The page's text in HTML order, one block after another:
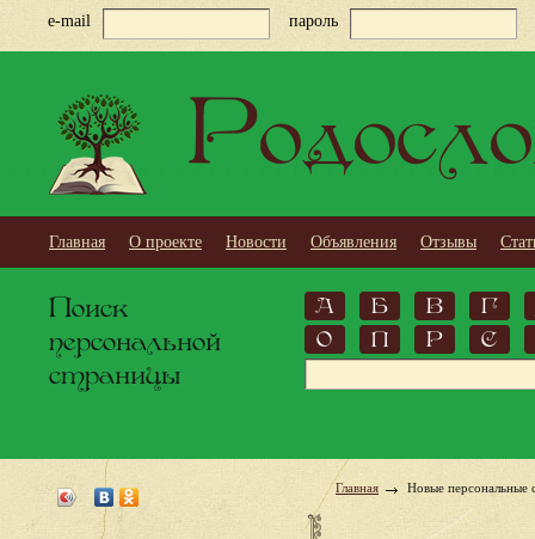
e-mail пароль
Главная О проекте Новости Объявления Отзывы
Поиск
персональной
страницы
А Б В
Г
О
П Р С
Главная Новые персональные